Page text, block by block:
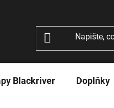
Blackriver Doplňky